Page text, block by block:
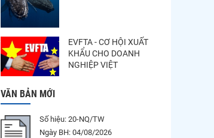
EVFTA - CƠ HỘI XUẤT
KHẨU CHO DOANH
NGHIỆP VIỆT
VĂN BẢN MỚI
Số hiệu: 20-NQ/TW
Ngày BH: 04/08/2026